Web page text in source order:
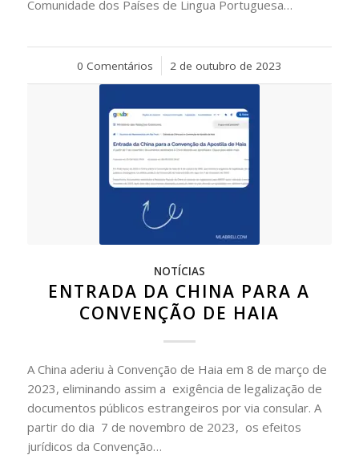
Comunidade dos Países de Lingua Portuguesa…
0 Comentários
/ 2 de outubro de 2023
NOTÍCIAS
ENTRADA DA CHINA PARA A
CONVENÇÃO DE HAIA
A China aderiu à Convenção de Haia em 8 de março de
2023, eliminando assim a exigência de legalização de
documentos públicos estrangeiros por via consular. A
partir do dia 7 de novembro de 2023, os efeitos
jurídicos da Convenção…